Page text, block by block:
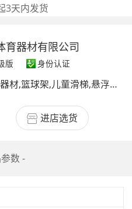
3天内发货
育器材有限公司
版 身份认证
小区户外公园健身器材,篮球架,儿童滑梯,悬浮地板,球场围网,看台座椅,乒乓球台,400米障碍器材,足球场草坪,儿童运动馆器材,休闲座椅垃圾桶
进店选货
数 -